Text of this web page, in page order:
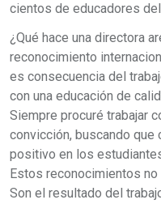
cientos de educadores
¿Qué hace una directora
reconocimiento
es consecuencia del
con una educación de
Siempre procuré trabajar
convicción, buscando que
positivo en los
Estos reconocimientos
Son el resultado del